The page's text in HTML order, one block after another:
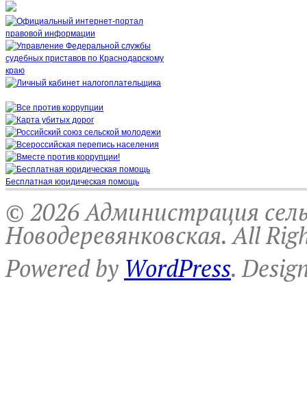
Бесплатная юридическая помощь
© 2026 Администрация
Новодеревянковская. All
Powered by WordPress.